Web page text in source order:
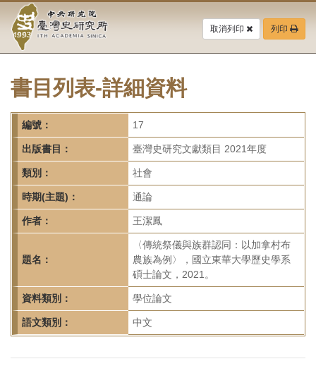
要
中
央
研
究
院-
臺
灣
史
研
究
所-
首
頁
取消列印 列印
書目列表-詳細資料
編號： 17
出版書目： 臺灣史研究文獻類目 2021年度
類別： 社會
時期(主題)： 通論
作者： 王潔鳳
題名：
〈傳統祭儀與族群認同：以加拿村布
農族為例〉，國立東華大學歷史學系
碩士論文，2021。
資料類別： 學位論文
語文類別： 中文